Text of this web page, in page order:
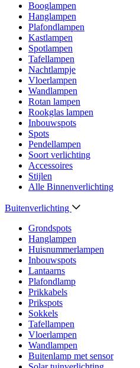
Booglampen
Hanglampen
Plafondlampen
Kastlampen
Spotlampen
Tafellampen
Nachtlampje
Vloerlampen
Wandlampen
Rotan lampen
Rookglas lampen
Inbouwspots
Spots
Pendellampen
Soort verlichting
Accessoires
Stijlen
Alle Binnenverlichting
Buitenverlichting
Grondspots
Hanglampen
Huisnummerlampen
Inbouwspots
Lantaarns
Plafondlamp
Prikkabels
Prikspots
Sokkels
Tafellampen
Vloerlampen
Wandlampen
Buitenlamp met sensor